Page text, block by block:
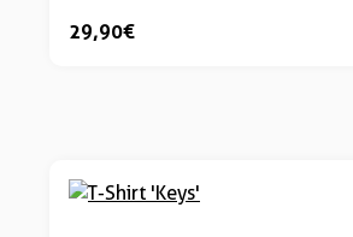
29,90 €